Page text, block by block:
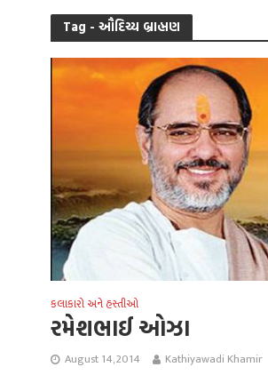
Tag - ઔદિચ્ય બ્રાહ્મણ
કલાકારો અને હસ્તીઓ
રમેશભાઈ ઓઝા
August 14, 2014 Kathiyawadi Khamir